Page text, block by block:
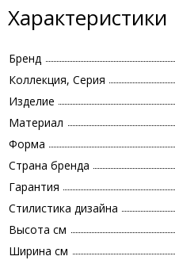
Характеристики
Бренд
Коллекция, Серия
Изделие
Материал
Форма
Страна бренда
Гарантия
Стилистика дизайна
Высота см
Ширина см